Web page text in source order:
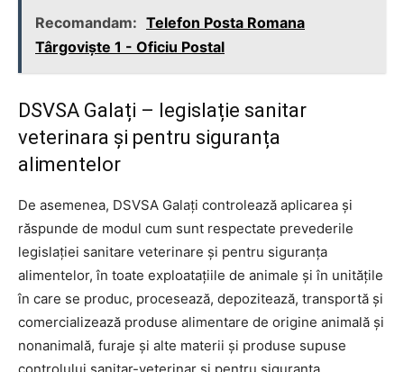
Recomandam: Telefon Posta Romana
Târgovişte 1 - Oficiu Postal
DSVSA Galați – legislație sanitar
veterinara și pentru siguranța
alimentelor
De asemenea, DSVSA Galați controlează aplicarea și
răspunde de modul cum sunt respectate prevederile
legislației sanitare veterinare și pentru siguranța
alimentelor, în toate exploatațiile de animale și în unitățile
în care se produc, procesează, depozitează, transportă și
comercializează produse alimentare de origine animală și
nonanimală, furaje și alte materii și produse supuse